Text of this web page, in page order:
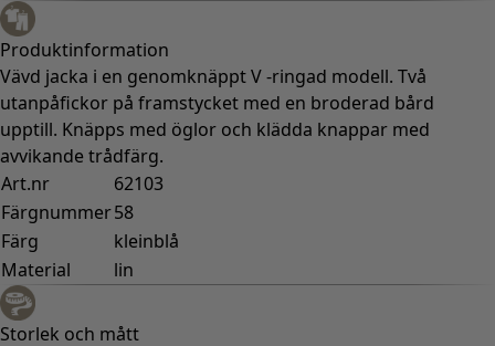
Produktinformation
Vävd jacka i en genomknäppt V -ringad modell. Två
utanpåfickor på framstycket med en broderad bård
upptill. Knäpps med öglor och klädda knappar med
avvikande trådfärg.
Art.nr
62103
Färgnummer58
Färg
kleinblå
Material
lin
Storlek och mått